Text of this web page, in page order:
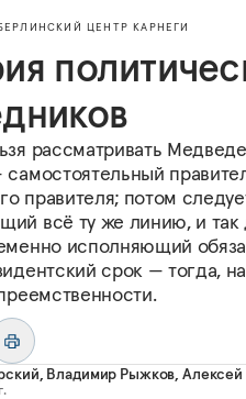
ЦЕНТР КАРНЕГИ
рассматривать
правителя; потом
всё ту же линию, и
исполняющий
срок — тогда,
, Владимир Рыжков,